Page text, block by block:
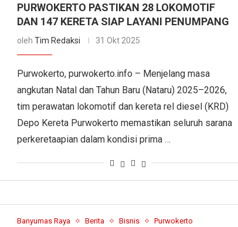
PURWOKERTO PASTIKAN 28 LOKOMOTIF
DAN 147 KERETA SIAP LAYANI PENUMPANG
olehTim Redaksi 31 Okt 2025
Purwokerto, purwokerto.info – Menjelang masa
angkutan Natal dan Tahun Baru (Nataru) 2025–2026,
tim perawatan lokomotif dan kereta rel diesel (KRD)
Depo Kereta Purwokerto memastikan seluruh sarana
perkeretaapian dalam kondisi prima …
Banyumas Raya Berita Bisnis Purwokerto